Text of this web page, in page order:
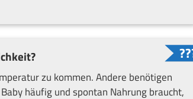
zu kommen. Andere benötigen
häufig und spontan Nahrung braucht,